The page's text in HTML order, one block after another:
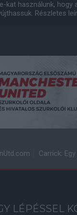
kat használunk, hogy
Részletes
Carrick:
LÉPÉSSEL